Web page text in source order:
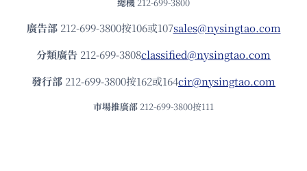
廣告部212-699-3800按106或107sales@nysingtao.com
分類廣告 212-699-3808classified@nysingtao.com
發⾏部 212-699-3800按162或164cir@nysingtao.com
市場推廣部 212-699-3800按111